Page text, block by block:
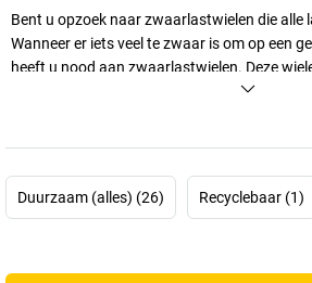
Bent u opzoek naar zwaarlastwielen die alle
Wanneer er iets veel te zwaar is om op een
heeft u nood aan zwaarlastwielen. Deze
zwaardere transporten te doen. Wij hebben
Duurzaam (alles) (26) Recyclebaar (1)